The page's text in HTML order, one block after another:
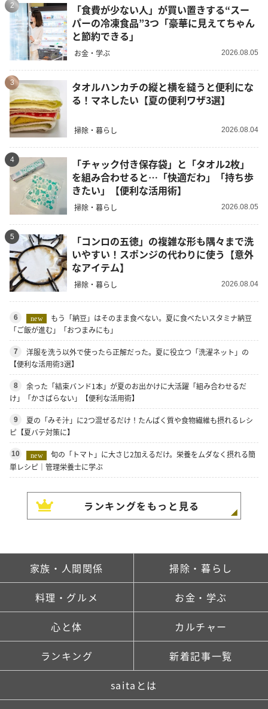
2
「食費が少ない人」が買い置きする“スー
パーの冷凍食品”3つ「豪華に見えてちゃん
と節約できる」
お金・学ぶ 2026.08.05
3
タオルハンカチの縦と横を縫うと便利にな
る！マネしたい【夏の便利ワザ3選】
掃除・暮らし 2026.08.04
4
「チャック付き保存袋」と「タオル2枚」
を組み合わせると…「快適だわ」「持ち歩
きたい」【便利な活用術】
掃除・暮らし 2026.08.05
5
「コンロの五徳」の複雑な形も隅々まで洗
いやすい！スポンジの代わりに使う【意外
なアイテム】
掃除・暮らし 2026.08.04
6 new
もう「納豆」はそのまま食べない。夏に食べたいスタミナ納豆
「ご飯が進む」「おつまみにも」
7
洋服を洗う以外で使ったら正解だった。夏に役立つ「洗濯ネット」の
【便利な活用術3選】
8
余った「結束バンド1本」が夏のお出かけに大活躍「組み合わせるだ
け」「かさばらない」【便利な活用術】
9
夏の「みそ汁」に2つ混ぜるだけ！たんぱく質や食物繊維も摂れるレシ
ピ【夏バテ対策に】
10 new
旬の「トマト」に大さじ2加えるだけ。栄養をムダなく摂れる簡
単レシピ｜管理栄養士に学ぶ
ランキングをもっと見る
家族・人間関係 掃除・暮らし
料理・グルメ お金・学ぶ
心と体 カルチャー
ランキング 新着記事一覧
saitaとは